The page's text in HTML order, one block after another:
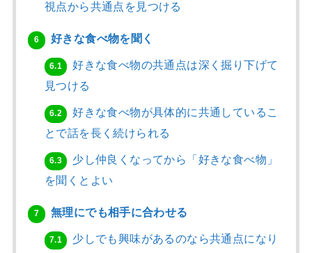
視点から共通点を見つける
6 好きな食べ物を聞く
6.1
好きな食べ物の共通点は深く掘り下げて
見つける
6.2
好きな食べ物が具体的に共通しているこ
とで話を長く続けられる
6.3
少し仲良くなってから「好きな食べ物」
を聞くとよい
7 無理にでも相手に合わせる
7.1
少しでも興味があるのなら共通点になり